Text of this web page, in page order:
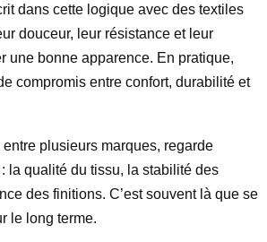
dans cette logique avec des textiles
douceur, leur résistance et leur
une bonne apparence. En pratique,
compromis entre confort, durabilité et
plusieurs marques, regarde
la qualité du tissu, la stabilité des
des finitions. C’est souvent là que se
le long terme.